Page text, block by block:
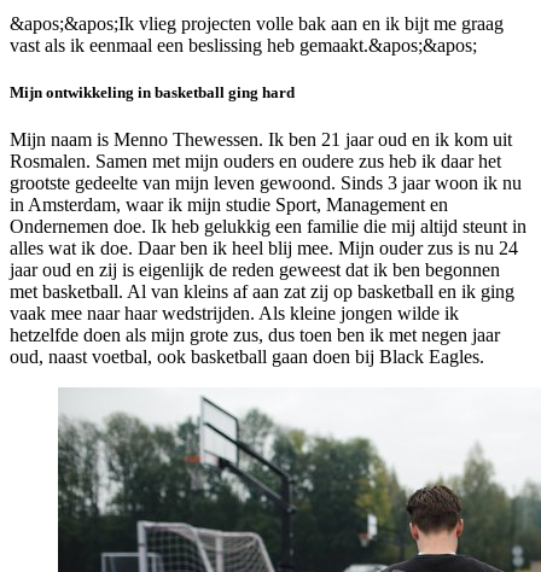
&apos;&apos;Ik vlieg projecten volle bak aan en ik bijt me graag
vast als ik eenmaal een beslissing heb gemaakt.&apos;&apos;
Mijn ontwikkeling in basketball ging hard
Mijn naam is Menno Thewessen. Ik ben 21 jaar oud en ik kom uit
Rosmalen. Samen met mijn ouders en oudere zus heb ik daar het
grootste gedeelte van mijn leven gewoond. Sinds 3 jaar woon ik nu
in Amsterdam, waar ik mijn studie Sport, Management en
Ondernemen doe. Ik heb gelukkig een familie die mij altijd steunt in
alles wat ik doe. Daar ben ik heel blij mee. Mijn ouder zus is nu 24
jaar oud en zij is eigenlijk de reden geweest dat ik ben begonnen
met basketball. Al van kleins af aan zat zij op basketball en ik ging
vaak mee naar haar wedstrijden. Als kleine jongen wilde ik
hetzelfde doen als mijn grote zus, dus toen ben ik met negen jaar
oud, naast voetbal, ook basketball gaan doen bij Black Eagles.